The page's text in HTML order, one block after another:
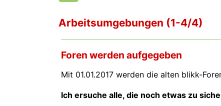
Arbeitsumgebungen (1-4/4)
Foren werden aufgegeben
Mit 01.01.2017 werden die alten blikk-
Ich ersuche alle, die noch etwas zu